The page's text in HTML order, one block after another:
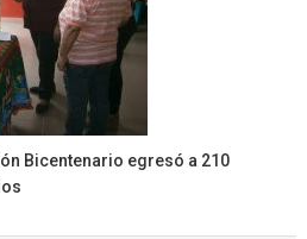
Bicentenario egresó a 210